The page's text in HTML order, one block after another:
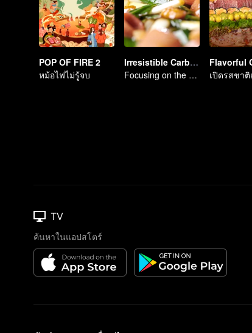
POP OF FIRE 2
หม้อไฟไม่รู้จบ
Irresistible Carbs: Tempting Food Collection
Focusing on the Allure of Carbohydrate Staples
TV
ค้นหาในแอปสโตร์